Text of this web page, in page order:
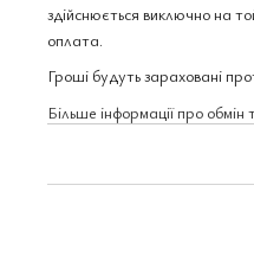
здійснюється виключно на
оплата.
Гроші будуть зараховані
Більше інформації про